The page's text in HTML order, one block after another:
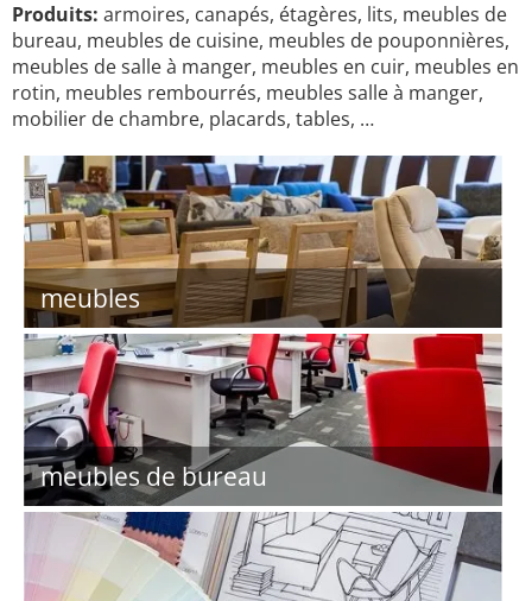
Produits: armoires, canapés, étagères, lits, meubles de
bureau, meubles de cuisine, meubles de pouponnières,
meubles de salle à manger, meubles en cuir, meubles en
rotin, meubles rembourrés, meubles salle à manger,
mobilier de chambre, placards, tables, …
meubles
meubles de bureau